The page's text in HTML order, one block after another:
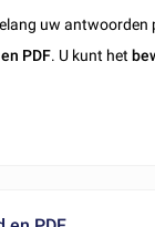
uw antwoorden
PDF. U kunt het